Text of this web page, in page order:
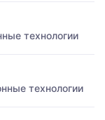
технологии
технологии